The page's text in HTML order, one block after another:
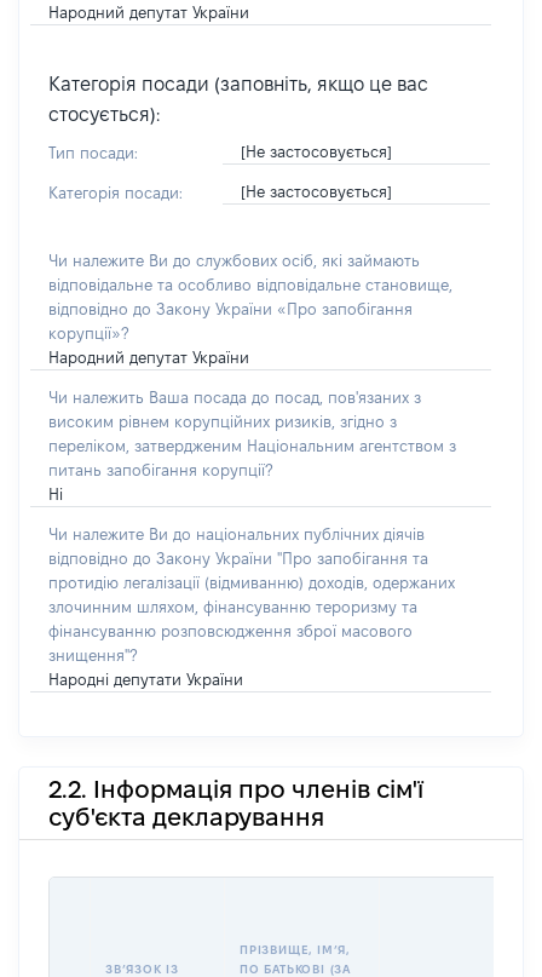
Народний депутат України
Категорія посади (заповніть, якщо це вас
стосується):
Тип посади: [Не застосовується]
Категорія посади: [Не застосовується]
Чи належите Ви до службових осіб, які займають
відповідальне та особливо відповідальне становище,
відповідно до Закону України «Про запобігання
корупції»?
Народний депутат України
Чи належить Ваша посада до посад, пов'язаних з
високим рівнем корупційних ризиків, згідно з
переліком, затвердженим Національним агентством з
питань запобігання корупції?
Ні
Чи належите Ви до національних публічних діячів
відповідно до Закону України "Про запобігання та
протидію легалізації (відмиванню) доходів, одержаних
злочинним шляхом, фінансуванню тероризму та
фінансуванню розповсюдження зброї масового
знищення"?
Народні депутати України
2.2. Інформація про членів сім'ї
суб'єкта декларування
ЗВʼЯЗОК ІЗ
ПРІЗВИЩЕ, ІМʼЯ,
ПО БАТЬКОВІ (ЗА